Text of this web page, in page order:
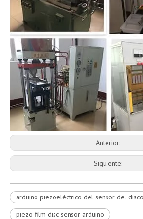
Anterior:
Siguiente:
arduino piezoeléctrico del sensor del
piezo film disc sensor arduino